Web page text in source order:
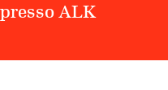
presso ALK